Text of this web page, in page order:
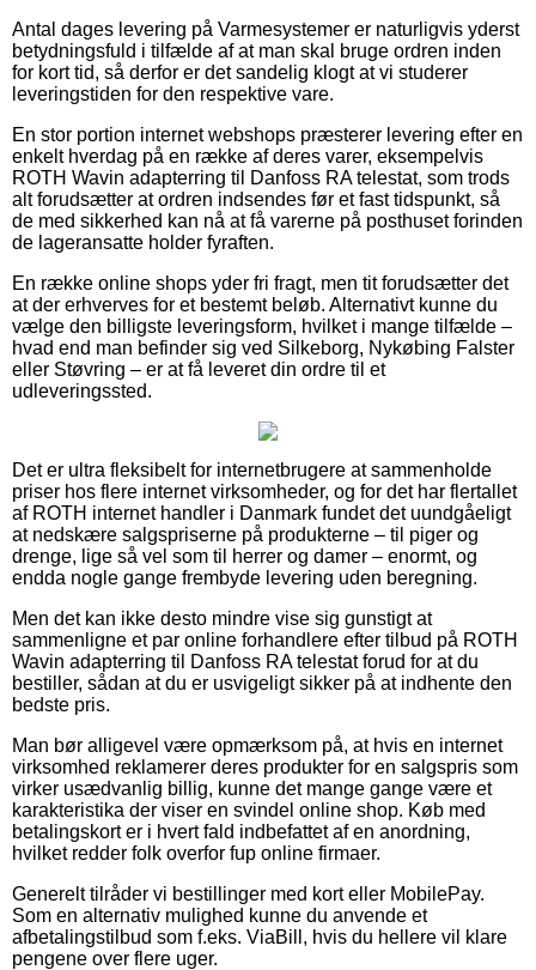
Antal dages levering på Varmesystemer er naturligvis yderst
betydningsfuld i tilfælde af at man skal bruge ordren inden
for kort tid, så derfor er det sandelig klogt at vi studerer
leveringstiden for den respektive vare.
En stor portion internet webshops præsterer levering efter en
enkelt hverdag på en række af deres varer, eksempelvis
ROTH Wavin adapterring til Danfoss RA telestat, som trods
alt forudsætter at ordren indsendes før et fast tidspunkt, så
de med sikkerhed kan nå at få varerne på posthuset forinden
de lageransatte holder fyraften.
En række online shops yder fri fragt, men tit forudsætter det
at der erhverves for et bestemt beløb. Alternativt kunne du
vælge den billigste leveringsform, hvilket i mange tilfælde –
hvad end man befinder sig ved Silkeborg, Nykøbing Falster
eller Støvring – er at få leveret din ordre til et
udleveringssted.
Det er ultra fleksibelt for internetbrugere at sammenholde
priser hos flere internet virksomheder, og for det har flertallet
af ROTH internet handler i Danmark fundet det uundgåeligt
at nedskære salgspriserne på produkterne – til piger og
drenge, lige så vel som til herrer og damer – enormt, og
endda nogle gange frembyde levering uden beregning.
Men det kan ikke desto mindre vise sig gunstigt at
sammenligne et par online forhandlere efter tilbud på ROTH
Wavin adapterring til Danfoss RA telestat forud for at du
bestiller, sådan at du er usvigeligt sikker på at indhente den
bedste pris.
Man bør alligevel være opmærksom på, at hvis en internet
virksomhed reklamerer deres produkter for en salgspris som
virker usædvanlig billig, kunne det mange gange være et
karakteristika der viser en svindel online shop. Køb med
betalingskort er i hvert fald indbefattet af en anordning,
hvilket redder folk overfor fup online firmaer.
Generelt tilråder vi bestillinger med kort eller MobilePay.
Som en alternativ mulighed kunne du anvende et
afbetalingstilbud som f.eks. ViaBill, hvis du hellere vil klare
pengene over flere uger.